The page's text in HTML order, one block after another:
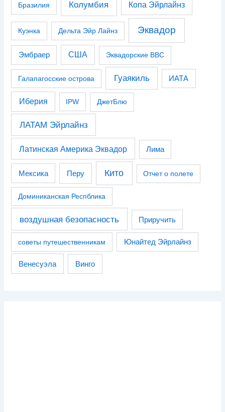
Бразилия Колумбия Копа Эйрлайнз
Куэнка Дельта Эйр Лайнз Эквадор
Эмбраер США Эквадорские ВВС
Галапагосские острова Гуаякиль ИАТА
Иберия IPW ДжетБлю
ЛАТАМ Эйрлайнз
Латинская Америка Эквадор Лима
Мексика Перу Кито Отчет о полете
Доминиканская Респблика
воздушная безопасность Приручить
советы путешественникам Юнайтед Эйрлайнз
Венесуэла Винго